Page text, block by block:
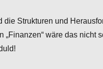
die Strukturen und
„Finanzen“ wäre das nicht